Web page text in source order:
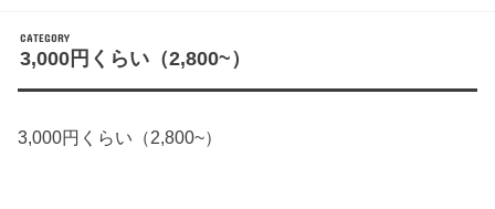
3,000円くらい（2,800~）
3,000円くらい（2,800~）